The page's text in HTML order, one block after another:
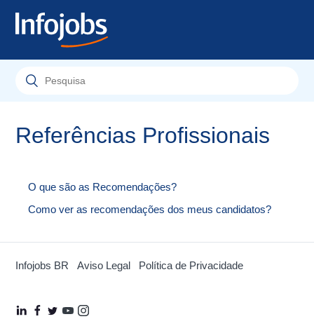
Referências Profissionais
O que são as Recomendações?
Como ver as recomendações dos meus candidatos?
Infojobs BR Aviso Legal Política de Privacidade